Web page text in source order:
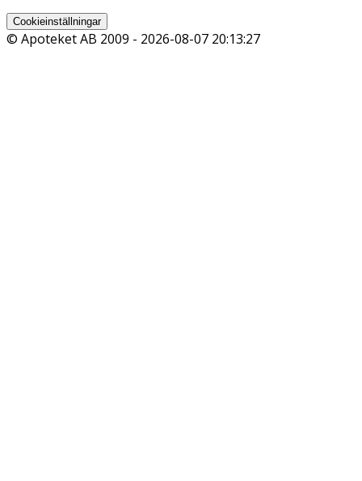
Cookieinställningar
© Apoteket AB 2009 - 2026-08-07 20:13:27